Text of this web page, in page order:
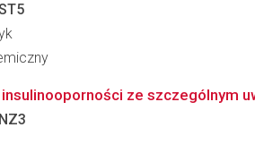
ze szczególnym
NZ3